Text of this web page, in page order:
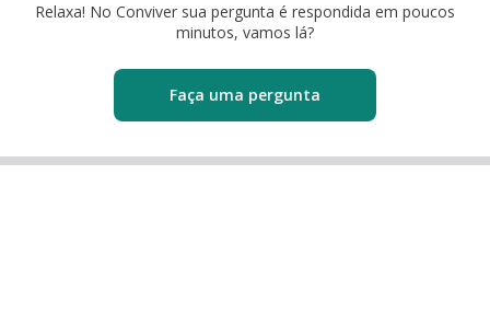
Relaxa! No Conviver sua pergunta é respondida em poucos
minutos, vamos lá?
Faça uma pergunta